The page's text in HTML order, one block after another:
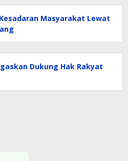
Masyarakat Lewat
Dukung Hak Rakyat